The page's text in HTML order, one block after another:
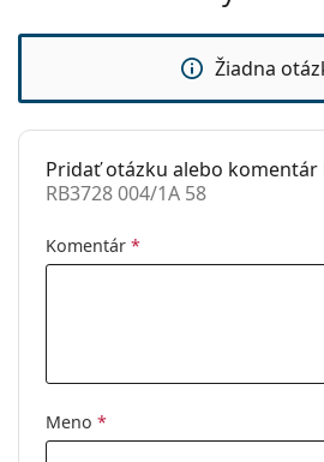
Značka:
Ray-Ban
Kód:
RB3728 004/
dioptrickými
Nie
Žiadna
Pridať otázku alebo komentár
RB3728 004/1A 58
Komentár *
Meno *